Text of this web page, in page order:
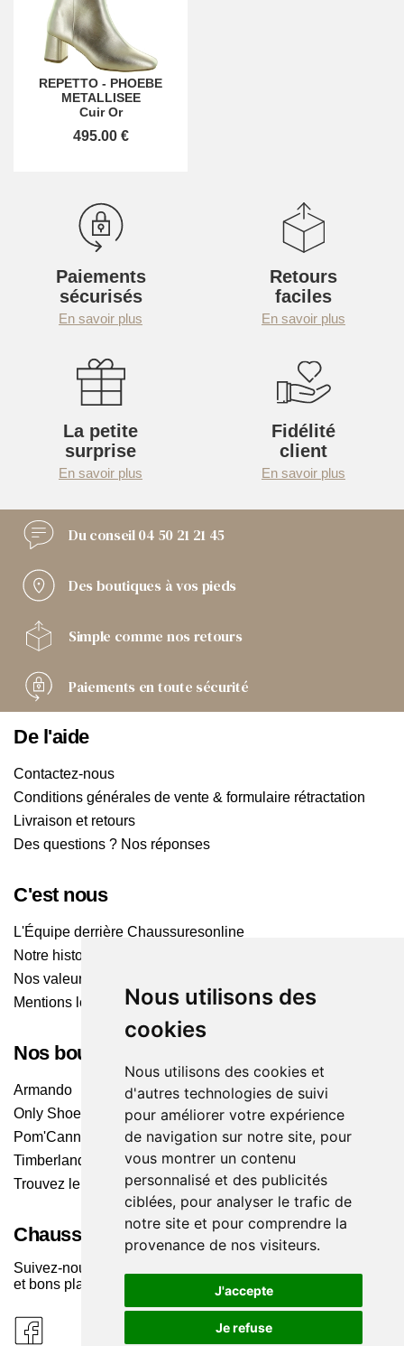
Nous utilisons des
cookies
Nous utilisons des cookies et
d'autres technologies de suivi
pour améliorer votre expérience
de navigation sur notre site, pour
vous montrer un contenu
personnalisé et des publicités
ciblées, pour analyser le trafic de
notre site et pour comprendre la
provenance de nos visiteurs.
J'accepte
Je refuse
REPETTO - PHOEBE
METALLISEE
Cuir Or
495.00 €
Paiements
sécurisés
En savoir plus
Retours
faciles
En savoir plus
La petite
surprise
En savoir plus
Fidélité
client
En savoir plus
Du conseil04 50 21 21 45
Des boutiques à vos pieds
Simple comme nos retours
Paiements en toute sécurité
De l'aide
Contactez-nous
Conditions générales de vente & formulaire rétractation
Livraison et retours
Des questions ? Nos réponses
C'est nous
L'Équipe derrière Chaussuresonline
Notre histoire
Nos valeurs
Mentions légales
Nos boutiques
Armando
Only Shoes
Pom'Cannelle
Timberland
Trouvez le magasin le plus proche
Chaussuresonline sur les Médias sociaux
Suivez-nous sur les réseaux pour les dernières tendances
et bons plans !